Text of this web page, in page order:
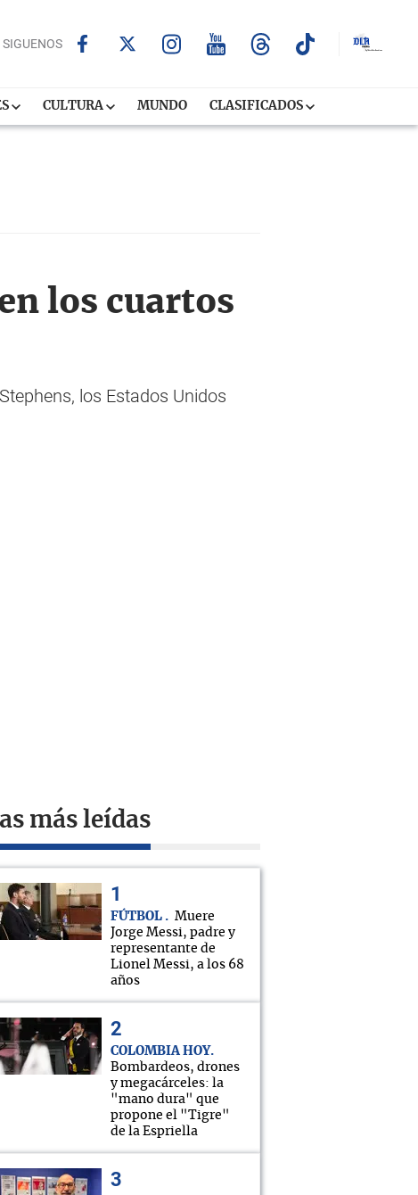
SIGUENOS
CULTURA MUNDO CLASIFICADOS
los cuartos
los Estados Unidos
más leídas
FÚTBOL
Muere
Jorge Messi, padre y
representante de
Lionel Messi, a los 68
años
COLOMBIA HOY
Bombardeos, drones
y megacárceles: la
"mano dura" que
propone el "Tigre"
de la Espriella